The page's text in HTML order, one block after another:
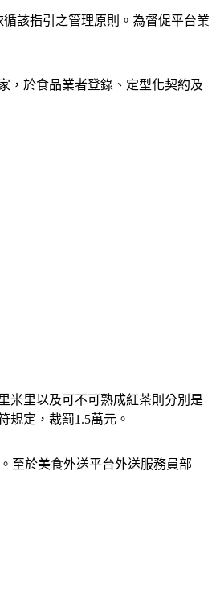
該指引之管理原則。為督促平台業
，於食品業者登錄、定型化契約及
米里以及可不可熟成紅茶則分別是
規定，裁罰1.5萬元。
至於美食外送平台外送服務員部